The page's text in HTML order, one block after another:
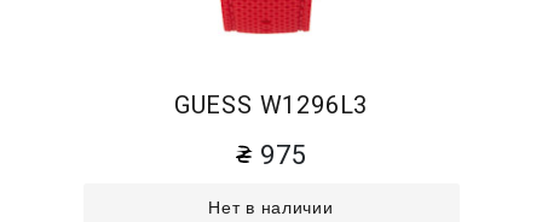
GUESS W1296L3
975
Нет в наличии